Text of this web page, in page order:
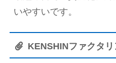
いやすいです。
KENSHINファクタ